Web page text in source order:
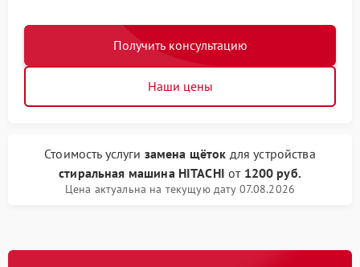
Получить консультацию
Наши цены
Стоимость услуги замена щёток для устройства
стиральная машина HITACHI от 1200 руб.
Цена актуальна на текущую дату 07.08.2026